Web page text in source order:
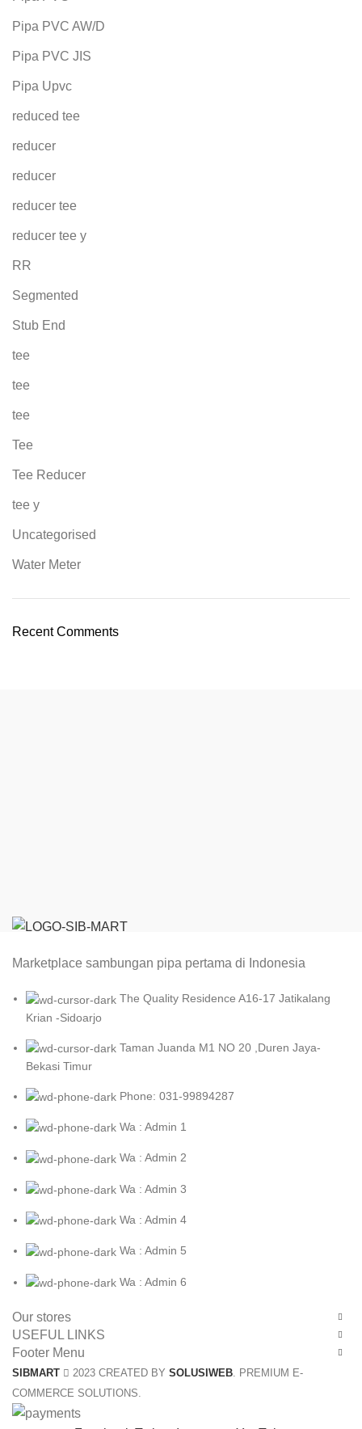
Pipa PVC AW/D
Pipa PVC JIS
Pipa Upvc
reduced tee
reducer
reducer
reducer tee
reducer tee y
RR
Segmented
Stub End
tee
tee
tee
Tee
Tee Reducer
tee y
Uncategorised
Water Meter
Recent Comments
Marketplace sambungan pipa pertama di Indonesia
The Quality Residence A16-17 Jatikalang
Krian -Sidoarjo
Taman Juanda M1 NO 20 ,Duren Jaya-
Bekasi Timur
Phone: 031-99894287
Wa : Admin 1
Wa : Admin 2
Wa : Admin 3
Wa : Admin 4
Wa : Admin 5
Wa : Admin 6
Our stores
USEFUL LINKS
Footer Menu
SIBMART 2023 CREATED BY SOLUSIWEB . PREMIUM E-
COMMERCE SOLUTIONS.